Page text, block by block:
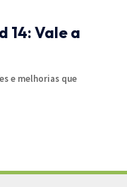
14: Vale a
e melhorias que